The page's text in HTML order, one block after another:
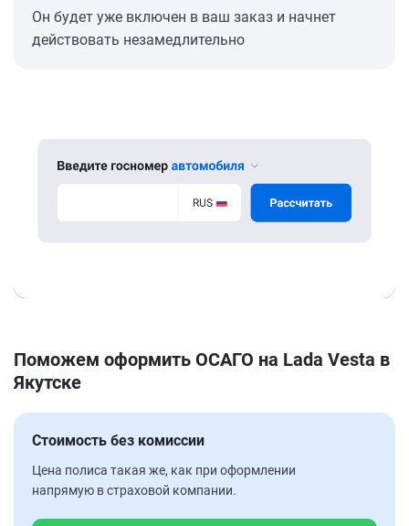
Он будет уже включен в ваш заказ и начнет
действовать незамедлительно
Поможем оформить ОСАГО на Lada Vesta в
Якутске
Стоимость без комиссии
Цена полиса такая же, как при оформлении
напрямую в страховой компании.